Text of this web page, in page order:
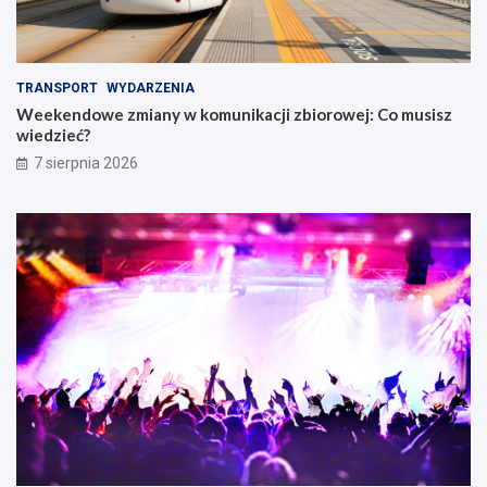
a
n
a
i
r
c
i
w
W
r
o
a
w
i
u
TRANSPORT WYDARZENIA
Weekendowe zmiany w komunikacji zbiorowej: Co musisz
wiedzieć?
7 sierpnia 2026